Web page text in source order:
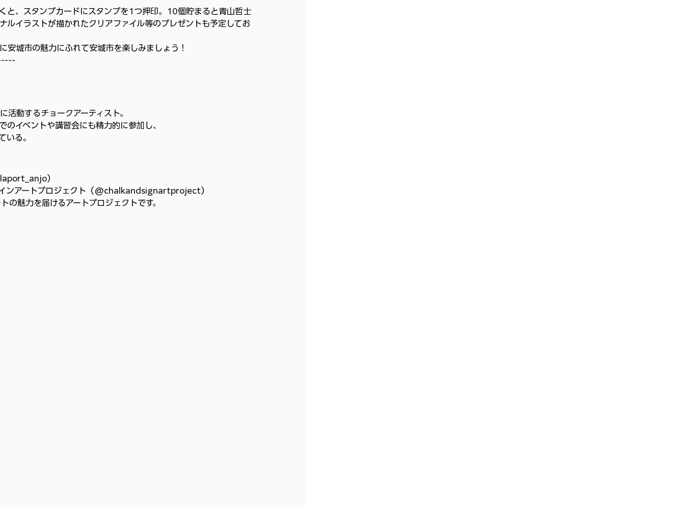
と、スタンプカードにスタンプを1つ押印。10個貯まると青山哲士
ルイラストが描かれたクリアファイル等のプレゼントも予定してお
安城市の魅力にふれて安城市を楽しみましょう！
活動するチョークアーティスト。
のイベントや講習会にも精力的に参加し、
いる。
）
ンアートプロジェクト（@chalkandsignartproject）
に手描きアートの魅力を届けるアートプロジェクトです。